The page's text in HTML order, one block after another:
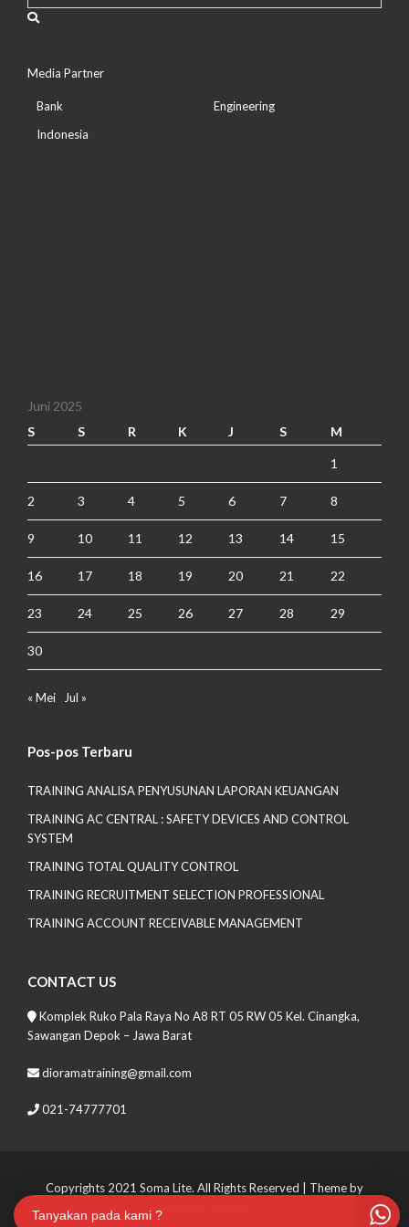
Media Partner
Bank
Indonesia
Engineering
Juni 2025
S
S R K J S M
1
2 3 4 5 6 7 8
9 10 11 12 13 14 15
16 17 18 19 20 21 22
23 24 25 26 27 28 29
30
« Mei Jul »
Pos-pos Terbaru
TRAINING ANALISA PENYUSUNAN LAPORAN KEUANGAN
TRAINING AC CENTRAL : SAFETY DEVICES AND CONTROL
SYSTEM
TRAINING TOTAL QUALITY CONTROL
TRAINING RECRUITMENT SELECTION PROFESSIONAL
TRAINING ACCOUNT RECEIVABLE MANAGEMENT
CONTACT US
Komplek Ruko Pala Raya No A8 RT 05 RW 05 Kel. Cinangka,
Sawangan Depok – Jawa Barat
dioramatraining@gmail.com
021-74777701
Copyrights 2021 Soma Lite. All Rights Reserved | Theme by
Tanyakan pada kami ?